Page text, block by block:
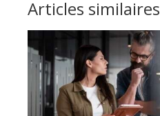
Articles similaires